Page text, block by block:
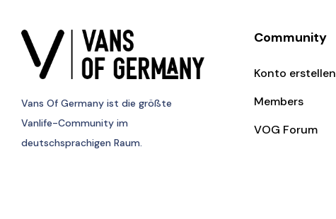
Vans Of Germany ist die größte
Vanlife-Community im
deutschsprachigen Raum.
Community
Konto erstellen
Members
VOG Forum